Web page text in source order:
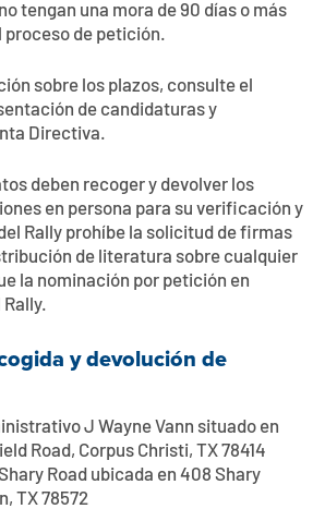
tengan una mora de 90 días o más
proceso de petición.
sobre los plazos, consulte el
de candidaturas y
Directiva.
deben recoger y devolver los
en persona para su verificación y
Rally prohíbe la solicitud de firmas
de literatura sobre cualquier
la nominación por petición en
y devolución de
J Wayne Vann situado en
Road, Corpus Christi, TX 78414
Road ubicada en 408 Shary
TX 78572